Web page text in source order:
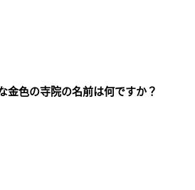
金色の寺院の名前は何ですか？